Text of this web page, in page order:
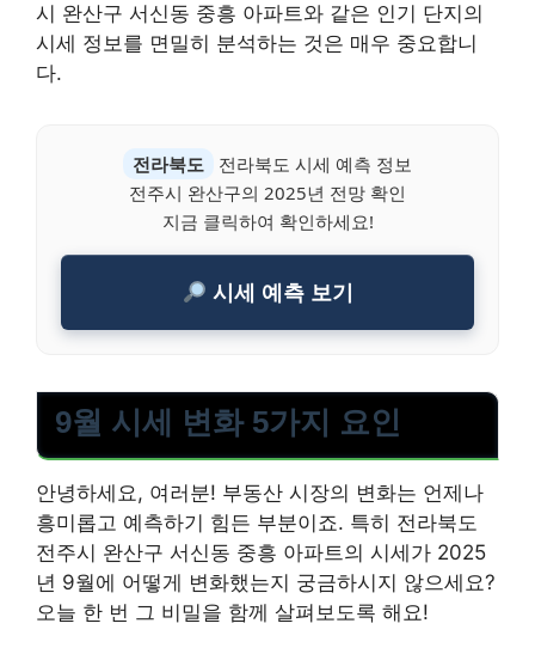
시 완산구 서신동 중흥 아파트와 같은 인기 단지의
시세 정보를 면밀히 분석하는 것은 매우 중요합니
다.
전라북도
전라북도 시세 예측 정보
전주시 완산구의 2025년 전망 확인
지금 클릭하여 확인하세요!
시세 예측 보기
9월 시세 변화 5가지 요인
안녕하세요, 여러분! 부동산 시장의 변화는 언제나
흥미롭고 예측하기 힘든 부분이죠. 특히 전라북도
전주시 완산구 서신동 중흥 아파트의 시세가 2025
년 9월에 어떻게 변화했는지 궁금하시지 않으세요?
오늘 한 번 그 비밀을 함께 살펴보도록 해요!